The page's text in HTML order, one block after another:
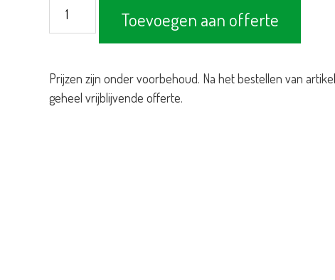
aantal
Toevoegen aan offerte
Prijzen zijn onder voorbehoud. Na het bestellen van
geheel vrijblijvende offerte.